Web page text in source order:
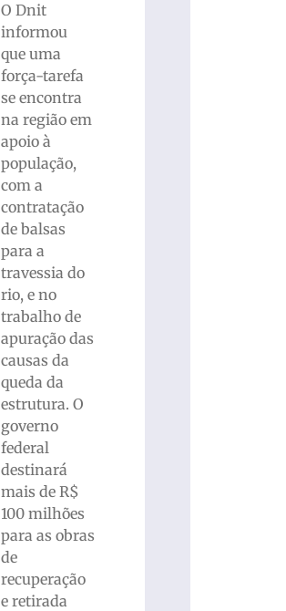
O Dnit
informou
que uma
força-tarefa
se encontra
na região em
apoio à
população,
com a
contratação
de balsas
para a
travessia do
rio, e no
trabalho de
apuração das
causas da
queda da
estrutura. O
governo
federal
destinará
mais de R$
100 milhões
para as obras
de
recuperação
e retirada